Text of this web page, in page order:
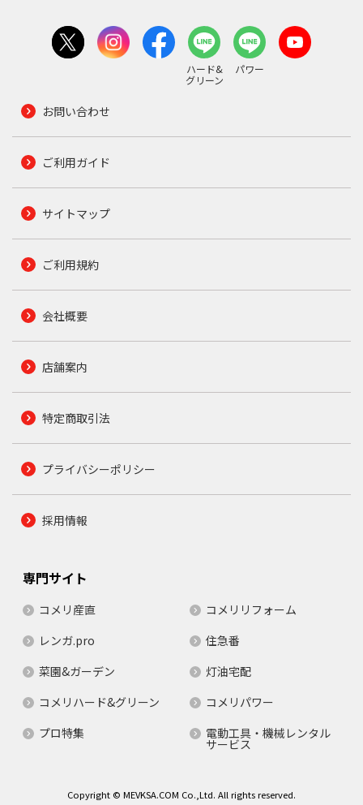
ハード&
グリーン
パワー
お問い合わせ
ご利用ガイド
サイトマップ
ご利用規約
会社概要
店舗案内
特定商取引法
プライバシーポリシー
採用情報
専門サイト
コメリ産直
コメリリフォーム
レンガ.pro
住急番
菜園&ガーデン
灯油宅配
コメリハード&グリーン
コメリパワー
プロ特集
電動工具・機械レンタル
サービス
Copyright © MEVKSA.COM Co.,Ltd. All rights reserved.